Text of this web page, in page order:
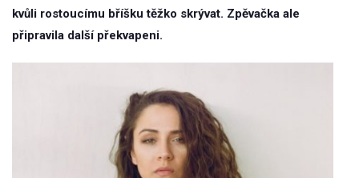
kvůli rostoucímu bříšku těžko skrývat. Zpěvačka ale
připravila další překvapeni.